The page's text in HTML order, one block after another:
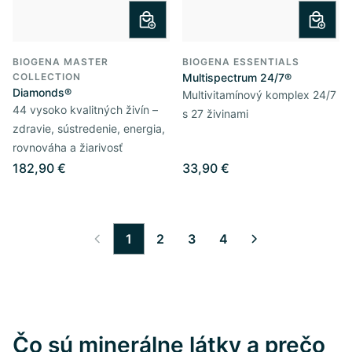
BIOGENA MASTER
COLLECTION
Diamonds®
44 vysoko kvalitných živín –
zdravie, sústredenie, energia,
rovnováha a žiarivosť
182,90 €
BIOGENA ESSENTIALS
Multispectrum 24/7®
Multivitamínový komplex 24/7
s 27 živinami
33,90 €
1 2 3 4
Čo sú minerálne látky a prečo